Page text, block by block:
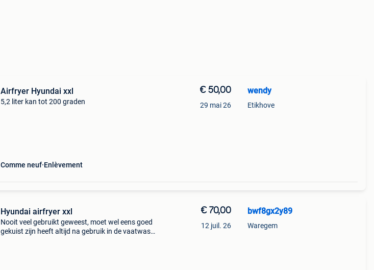
Airfryer Hyundai xxl
5,2 liter kan tot 200 graden
Comme neuf Enlèvement
€ 50,00
29 mai 26
wendy
Etikhove
Hyundai airfryer xxl
Nooit veel gebruikt geweest, moet wel eens goed
gekuist zijn heeft altijd na gebruik in de vaatwas
€ 70,00
12 juil. 26
bwf8gx2y89
Waregem